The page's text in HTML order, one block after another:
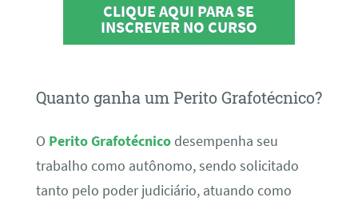
CLIQUE AQUI PARA SE
INSCREVER NO CURSO
Quanto ganha um Perito Grafotécnico?
O Perito Grafotécnicodesempenha seu
trabalho como autônomo, sendo solicitado
tanto pelo poder judiciário, atuando como